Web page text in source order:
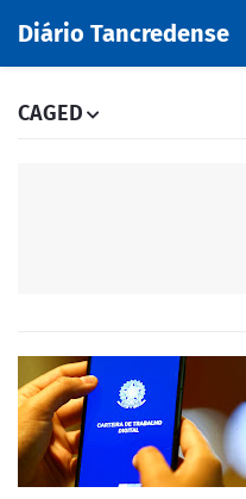
Diário Tancredense
CAGED